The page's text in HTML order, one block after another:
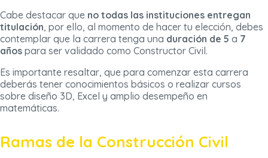
Cabe destacar que no todas las instituciones entregan
titulación, por ello, al momento de hacer tu elección, debes
contemplar que la carrera tenga una duración de 5 a 7
años para ser validado como Constructor Civil.
Es importante resaltar, que para comenzar esta carrera
deberás tener conocimientos básicos o realizar cursos
sobre diseño 3D, Excel y amplio desempeño en
matemáticas.
Ramas de la Construcción Civil